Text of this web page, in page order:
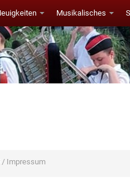
Musikalisches
Impressum